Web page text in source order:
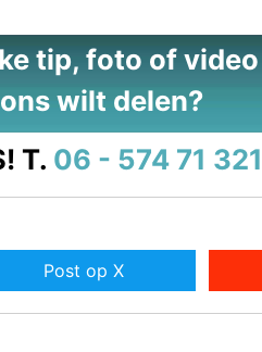
tip, foto of
wilt delen?
T. 06 - 574 71 321
Post op X